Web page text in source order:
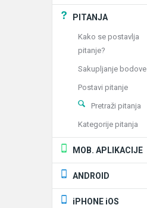
PITANJA
Kako se postavlja
pitanje?
Sakupljanje bodove
Postavi pitanje
Pretraži pitanja
Kategorije pitanja
MOB. APLIKACIJE
ANDROID
iPHONE iOS